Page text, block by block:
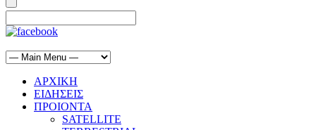
ΑΡΧΙΚΗ
ΕΙΔΗΣΕΙΣ
ΠΡΟΙΟΝΤΑ
SATELLITE